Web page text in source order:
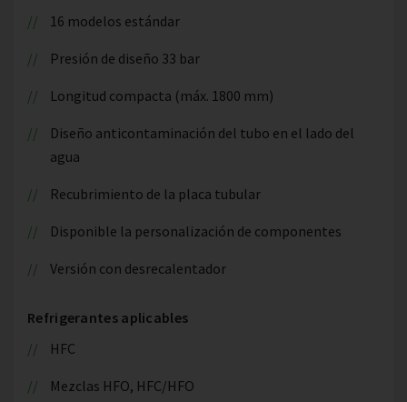
16 modelos estándar
Presión de diseño 33 bar
Longitud compacta (máx. 1800 mm)
Diseño anticontaminación del tubo en el lado del
agua
Recubrimiento de la placa tubular
Disponible la personalización de componentes
Versión con desrecalentador
Refrigerantes aplicables
HFC
Mezclas HFO, HFC/HFO